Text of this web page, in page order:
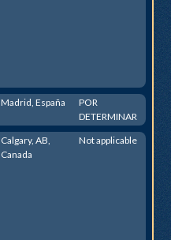
Madrid, España
POR
DETERMINAR
Calgary, AB,
Canada
Not applicable